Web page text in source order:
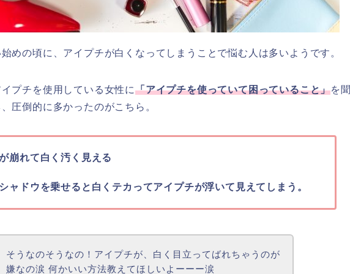
めの頃に、アイプチが白くなってしまうことで悩む人は多いようです。
プチを使用している女性に「アイプチを使っていて困っていること」を聞
圧倒的に多かったのがこちら。
崩れて白く汚く見える
シャドウを乗せると白くテカってアイプチが浮いて見えてしまう。
そうなのそうなの！アイプチが、白く目立ってばれちゃうのが
嫌なの涙 何かいい方法教えてほしいよーーー涙